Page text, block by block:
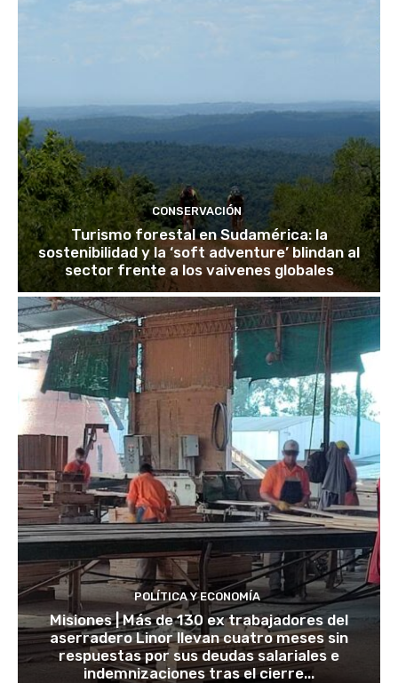
CONSERVACIÓN
Turismo forestal en Sudamérica: la
sostenibilidad y la ‘soft adventure’ blindan al
sector frente a los vaivenes globales
POLÍTICA Y ECONOMÍA
Misiones | Más de 130 ex trabajadores del
aserradero Linor llevan cuatro meses sin
respuestas por sus deudas salariales e
indemnizaciones tras el cierre...